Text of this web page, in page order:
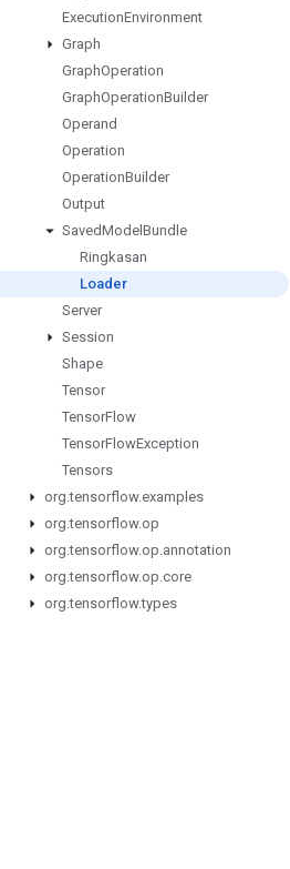
ExecutionEnvironment
Graph
GraphOperation
GraphOperationBuilder
Operand
Operation
OperationBuilder
Output
SavedModel Bundle
Ringkasan
Loader
Server
Session
Shape
Tensor
TensorFlow
TensorFlowException
Tensors
org.tensorflow.examples
org.tensorflow.op
org.tensorflow.op.annotation
org.tensorflow.op.core
org.tensorflow.types